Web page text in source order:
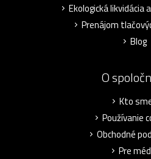
Ekologická likvidácia
Prenájom
Blog
O
Kto
Používanie
Obchodné
Pre